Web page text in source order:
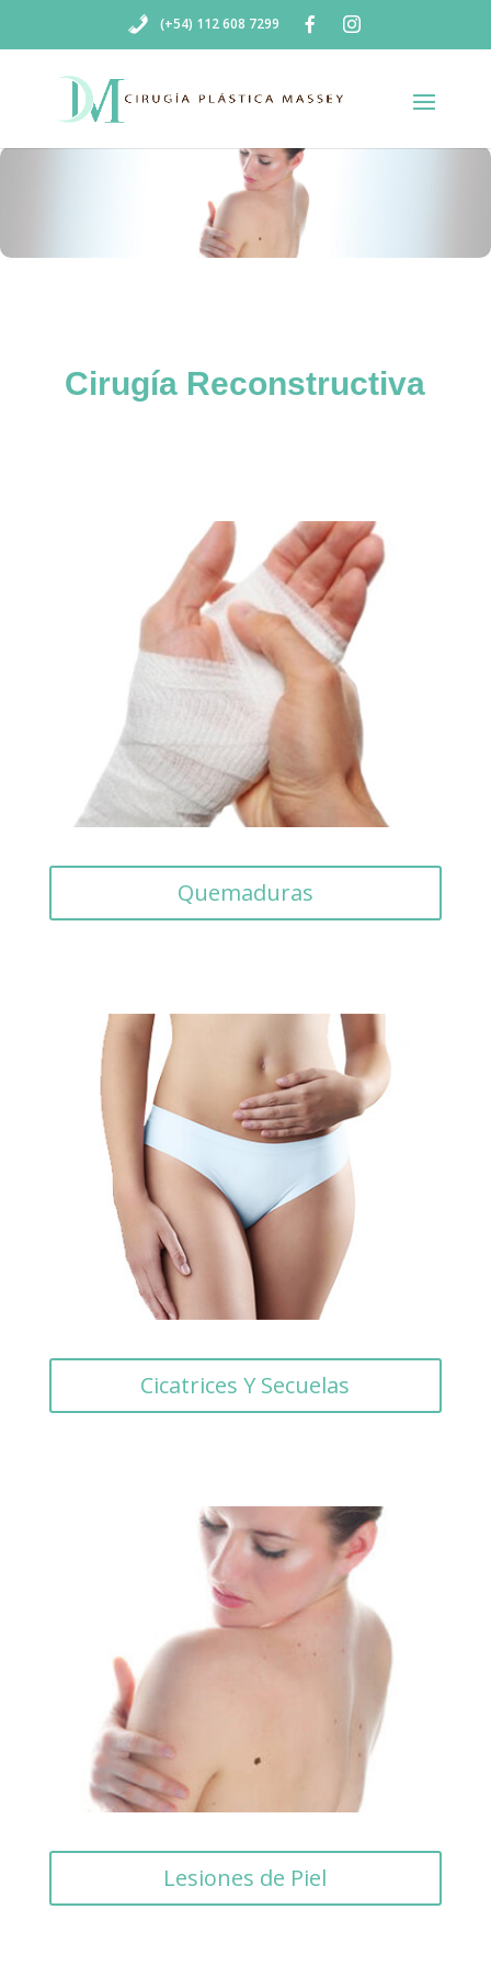
(+54) 112 608 7299
Cirugía Reconstructiva
Quemaduras
Cicatrices Y Secuelas
Lesiones de Piel